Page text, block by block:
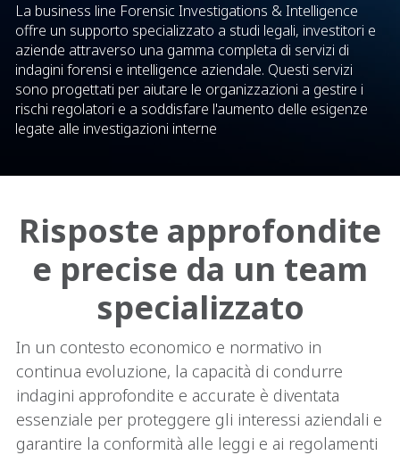
La business line Forensic Investigations & Intelligence
offre un supporto specializzato a studi legali, investitori e
aziende attraverso una gamma completa di servizi di
indagini forensi e intelligence aziendale. Questi servizi
sono progettati per aiutare le organizzazioni a gestire i
rischi regolatori e a soddisfare l'aumento delle esigenze
legate alle investigazioni interne
Risposte approfondite
e precise da un team
specializzato
In un contesto economico e normativo in
continua evoluzione, la capacità di condurre
indagini approfondite e accurate è diventata
essenziale per proteggere gli interessi aziendali e
garantire la conformità alle leggi e ai regolamenti